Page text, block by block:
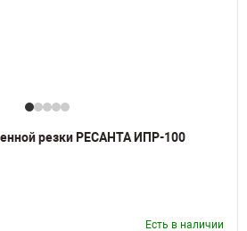
резки РЕСАНТА ИПР-100
Есть в наличии